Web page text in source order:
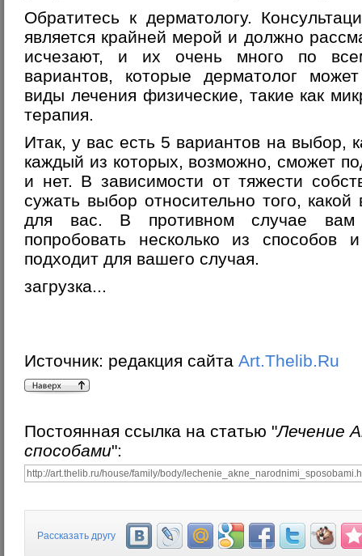
Обратитесь к дерматологу.
является крайней мерой и должно
исчезают, и их очень много по
вариантов, которые дерматолог
виды лечения физические, такие как
терапия.
Итак, у вас есть 5 вариантов на выбор,
каждый из которых, возможно, сможет
и нет. В зависимости от тяжести
сужать выбор относительно того,
для вас. В противном случае вам
попробовать несколько из способов
подходит для вашего случая.
загрузка...
Источник: редакция сайта Art.Thelib.Ru
Постоянная ссылка на статью "Лечение
способами":
Рассказать другу